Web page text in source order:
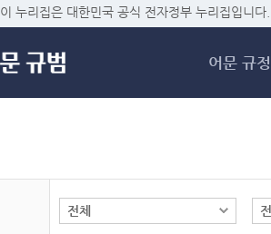
메
이 누리집은 대한민국 공식 전자정부 누리집입니다.
어문 규정